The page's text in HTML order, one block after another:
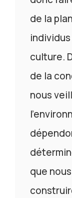
de la
culture.
de la
nous
que